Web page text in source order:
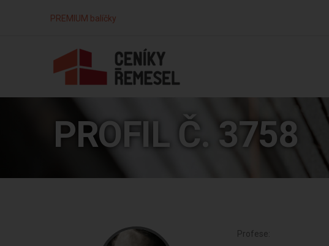
PREMIUM balíčky
PROFIL Č. 3758
Profese: